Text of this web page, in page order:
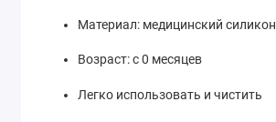
Материал: медицинский силикон
Возраст: с 0 месяцев
Легко использовать и чистить